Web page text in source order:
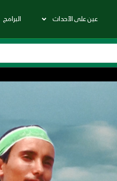
عين على الأحداث البرامج